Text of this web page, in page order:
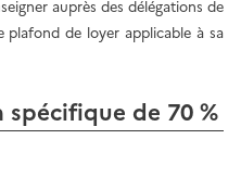
auprès des délégations de
plafond de loyer applicable à sa
de 70 %